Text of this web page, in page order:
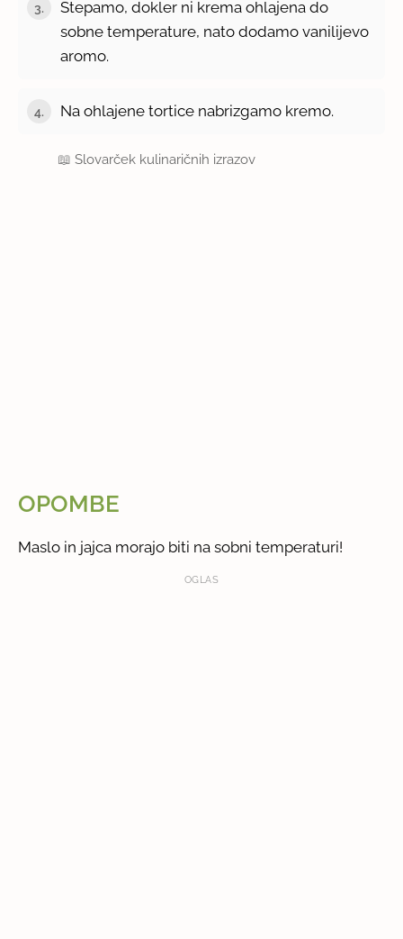
3.
Stepamo, dokler ni krema ohlajena do
sobne temperature, nato dodamo vanilijevo
aromo.
4. Na ohlajene tortice nabrizgamo kremo.
📖Slovarček kulinaričnih izrazov
OPOMBE
Maslo in jajca morajo biti na sobni temperaturi!
OGLAS